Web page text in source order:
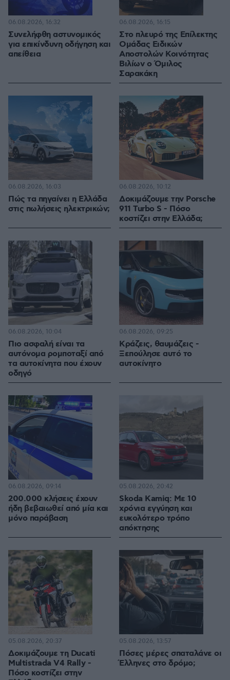
Συνελήφθη αστυνομικός
για επικίνδυνη οδήγηση και
απείθεια
06.08.2026, 16:32
Στο πλευρό της Επίλεκτης
Ομάδας Ειδικών
Αποστολών Κοινότητας
Βιλίων ο Όμιλος
Σαρακάκη
06.08.2026, 16:15
Πώς τα πηγαίνει η Ελλάδα
στις πωλήσεις ηλεκτρικών;
06.08.2026, 16:03
Δοκιμάζουμε την Porsche
911 Turbo S - Πόσο
κοστίζει στην Ελλάδα;
06.08.2026, 10:12
Πιο ασφαλή είναι τα
αυτόνομα ρομποταξί από
τα αυτοκίνητα που έχουν
οδηγό
06.08.2026, 10:04
Κράζεις, θαυμάζεις -
Ξεπούλησε αυτό το
αυτοκίνητο
06.08.2026, 09:25
200.000 κλήσεις έχουν
ήδη βεβαιωθεί από μία και
μόνο παράβαση
06.08.2026, 09:14
Skoda Kamiq: Με 10
χρόνια εγγύηση και
ευκολότερο τρόπο
απόκτησης
05.08.2026, 20:42
Δοκιμάζουμε τη Ducati
Multistrada V4 Rally -
Πόσο κοστίζει στην
05.08.2026, 20:37
Πόσες μέρες σπαταλάνε οι
Έλληνες στο δρόμο;
05.08.2026, 13:57